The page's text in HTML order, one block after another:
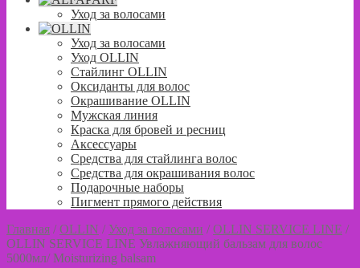
Уход за волосами
Уход за волосами
Уход OLLIN
Стайлинг OLLIN
Оксиданты для волос
Окрашивание OLLIN
Мужская линия
Краска для бровей и ресниц
Аксессуары
Средства для стайлинга волос
Средства для окрашивания волос
Подарочные наборы
Пигмент прямого действия
Главная /OLLIN / Уход за волосами /OLLIN SERVICE LINE /
OLLIN SERVICE LINE Увлажняющий бальзам для волос
5000мл/ Moisturizing balsam